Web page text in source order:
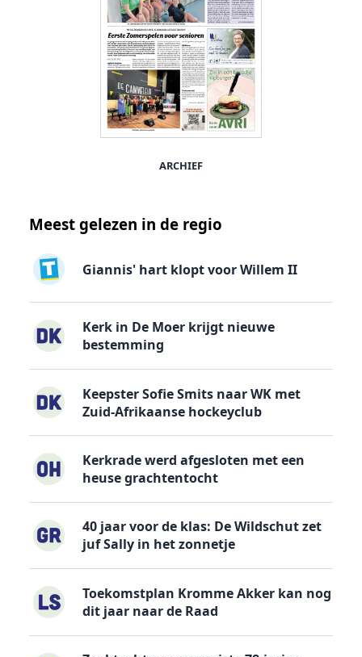
ARCHIEF
Meest gelezen in de regio
Giannis' hart klopt voor Willem II
Kerk in De Moer krijgt nieuwe
bestemming
Keepster Sofie Smits naar WK met
Zuid-Afrikaanse hockeyclub
Kerkrade werd afgesloten met een
heuse grachtentocht
40 jaar voor de klas: De Wildschut zet
juf Sally in het zonnetje
Toekomstplan Kromme Akker kan nog
dit jaar naar de Raad